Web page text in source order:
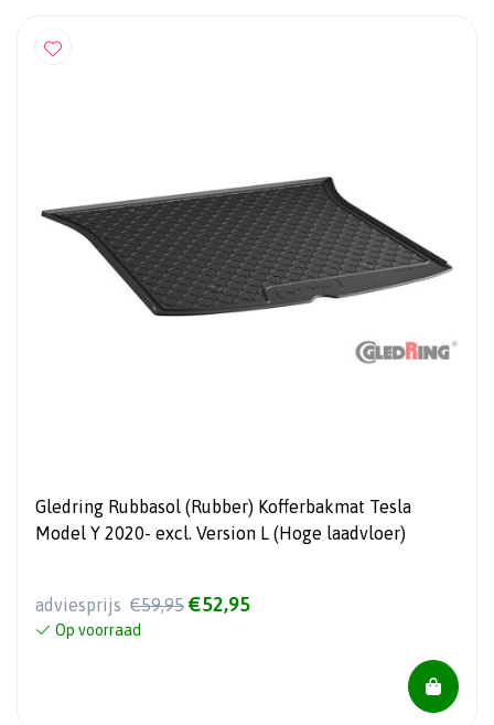
Gledring Rubbasol (Rubber) Kofferbakmat Tesla
Model Y 2020- excl. Version L (Hoge laadvloer)
adviesprijs €59,95 €52,95
Op voorraad